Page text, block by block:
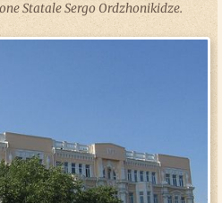
Statale Sergo Ordzhonikidze.